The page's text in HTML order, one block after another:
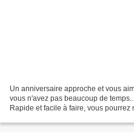
Un anniversaire approche et vous
vous n'avez pas beaucoup de
Rapide et facile à faire, vous pourrez